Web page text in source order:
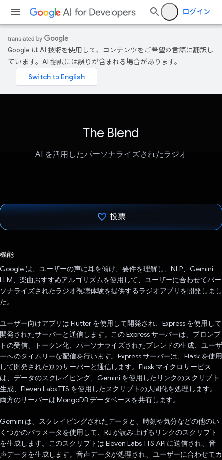
ログイン
Google は AI 技術を使用して、コンテンツをご希望の言語に翻訳し
ています。AI 翻訳には誤りが含まれる場合があります。
The Blend
AI を活用したパーソナライズされたラジオ
投票
機能
Google は、ユーザーの声に耳を傾け、要件を理解し、NLP、Gemini
LLM、楽曲おすすめアルゴリズムを使用して、ユーザーに合わせてパー
ソナライズされたラジオ視聴体験を提供するラジオアプリを開発しまし
た。
ユーザー向けアプリは Flutter を使用して開発され、Express を使用して
開発されたサーバーと通信します。この Express サーバーは、プロンプ
トの受信、トークン化、パーソナライズされたブレンドの生成、ユーザ
ーへのタイムリーな配信を行います。Express サーバーは、Flask を使用
して開発された別のサーバーと通信します。Flask マイクロサービス
は、データのスクレイピング、Gemini を使用したリンクのスクリプト
生成、Eleven Labs TTS を使用したスクリプトの人間化を処理します。
両方のサーバーは MongoDB データベースを共有します。
Gemini は、スクレイピングされたデータと、時刻や気分などの他のい
くつかのパラメータを使用して、RJ が読み上げるリンクのスクリプト
を生成します。このスクリプトは Eleven Labs TTS API に送信され、音
声データを生成します。音声データが処理され、ユーザーに合わせてカ